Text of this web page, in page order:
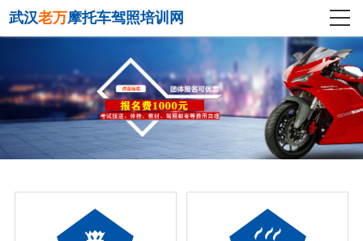
武汉老万摩托车驾照培训网